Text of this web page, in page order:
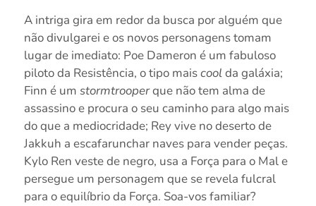
A intriga gira em redor da busca por alguém que
não divulgarei e os novos personagens tomam
lugar de imediato: Poe Dameron é um fabuloso
piloto da Resistência, o tipo maiscoolda galáxia;
Finn é um stormtrooperque não tem alma de
assassino e procura o seu caminho para algo mais
do que a mediocridade; Rey vive no deserto de
Jakkuh a escafarunchar naves para vender peças.
Kylo Ren veste de negro, usa a Força para o Mal e
persegue um personagem que se revela fulcral
para o equilíbrio da Força. Soa-vos familiar?